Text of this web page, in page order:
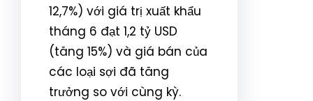
12,7%) với giá trị xuất khẩu
tháng 6 đạt 1,2 tỷ USD
(tăng 15%) và giá bán của
các loại sợi đã tăng
trưởng so với cùng kỳ.